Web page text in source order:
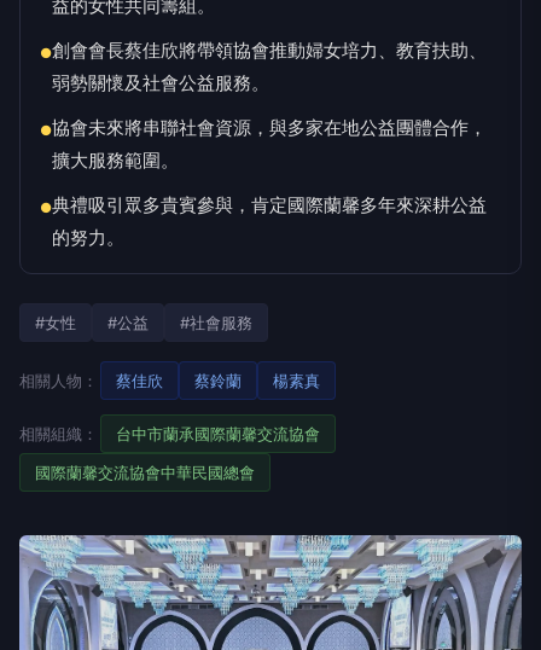
益的女性共同籌組。
●創會會長蔡佳欣將帶領協會推動婦女培力、教育扶助、
弱勢關懷及社會公益服務。
●協會未來將串聯社會資源，與多家在地公益團體合作，
擴大服務範圍。
●典禮吸引眾多貴賓參與，肯定國際蘭馨多年來深耕公益
的努力。
#女性 #公益 #社會服務
相關人物： 蔡佳欣 蔡鈴蘭 楊素真
相關組織：
台中市蘭承國際蘭馨交流協會
國際蘭馨交流協會中華民國總會